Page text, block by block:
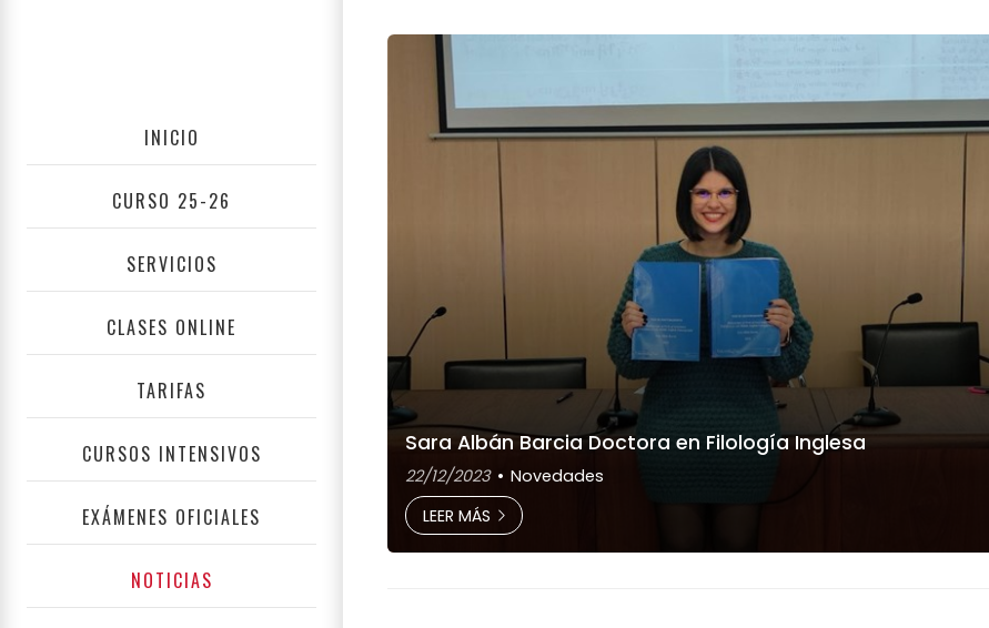
INICIO
CURSO 25-26
SERVICIOS
CLASES ONLINE
TARIFAS
CURSOS INTENSIVOS
EXÁMENES OFICIALES
NOTICIAS
Sara Albán Barcia Doctora en Filología Inglesa
22/12/2023
Novedades
LEER MÁS